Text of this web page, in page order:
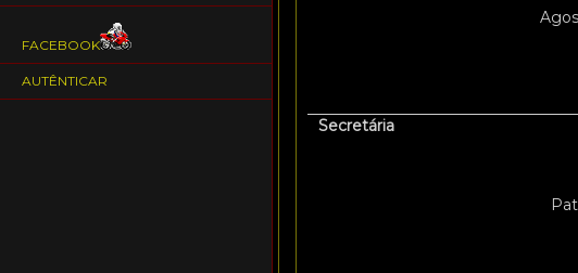
FACEBOOK
AUTÊNTICAR
Secretária